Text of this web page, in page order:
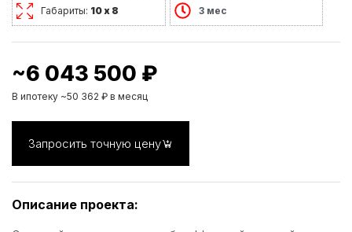
Габариты: 10 х 8 3 мес
~6 043 500 ₽
В ипотеку ~50 362 ₽ в месяц
Запросить точную цену
Описание проекта: